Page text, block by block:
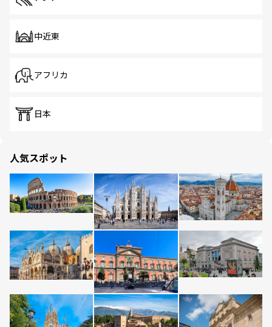
中近東
アフリカ
日本
人気スポット